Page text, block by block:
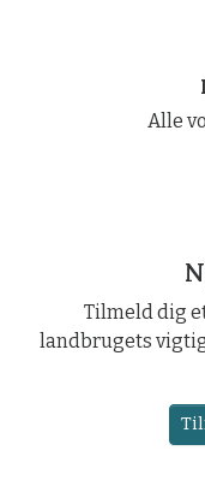
Alle
Tilmeld dig
landbrugets